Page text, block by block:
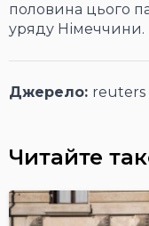
половина цього
уряду Німеччини.
Джерело: reuters
Читайте